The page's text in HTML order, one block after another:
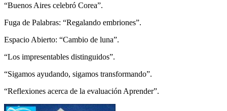
“Buenos Aires celebró Corea”.
Fuga de Palabras: “Regalando embriones”.
Espacio Abierto: “Cambio de luna”.
“Los impresentables distinguidos”.
“Sigamos ayudando, sigamos transformando”.
“Reflexiones acerca de la evaluación Aprender”.